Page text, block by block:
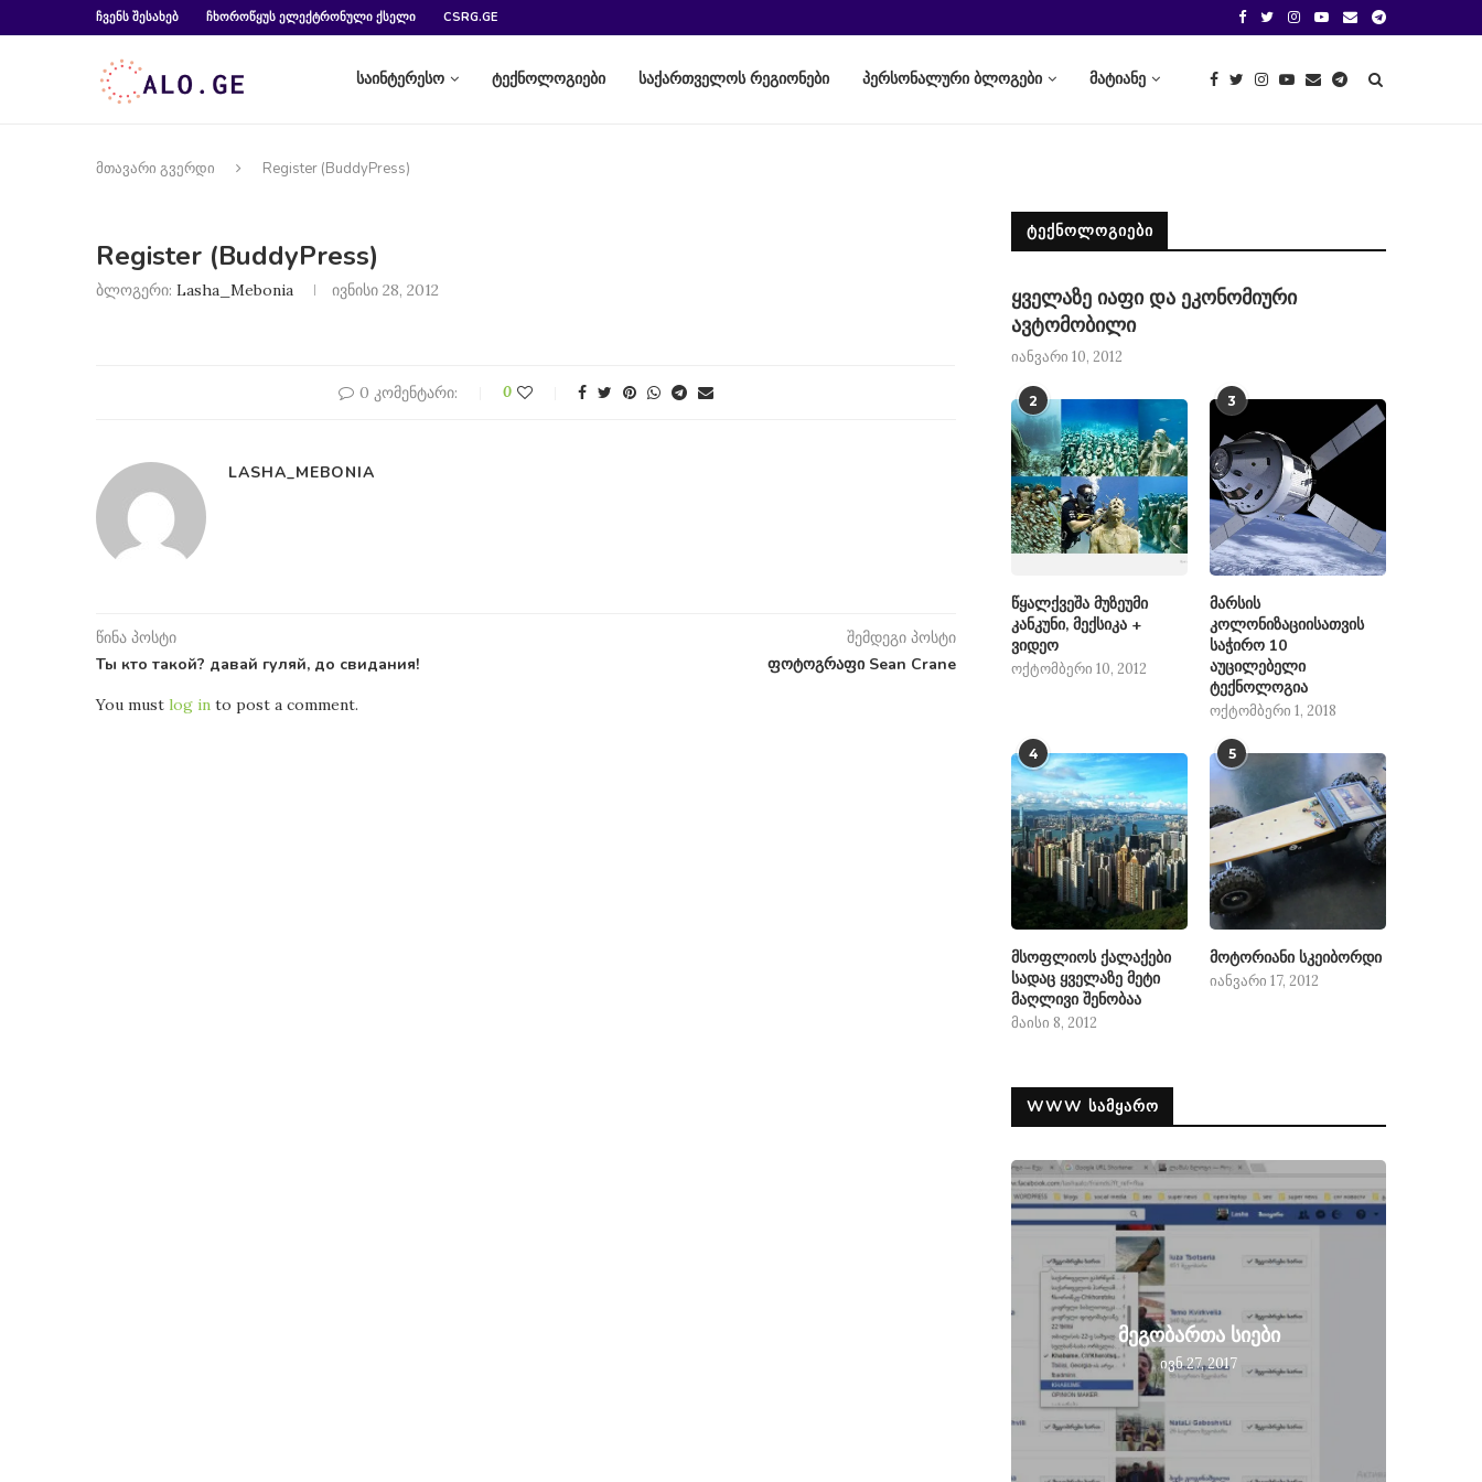
ᲩᲕᲔᲜᲡ ᲨᲔᲡᲐᲮᲔᲑ ᲩᲮᲝᲠᲝᲬᲧᲣᲡ ᲔᲚᲔᲥᲢᲠᲝᲜᲣᲚᲘ ᲥᲡᲔᲚᲘ CSRG.GE
საინტერესო ტექნოლოგიები საქართველოს რეგიონები პერსონალური ბლოგები მატიანე
მთავარი გვერდი Register (BuddyPress)
Register (BuddyPress)
ბლოგერი: Lasha_Mebonia ივნისი 28, 2012
0 კომენტარი: 0
LASHA_MEBONIA
წინა პოსტი
Ты кто такой? давай гуляй, до свидания!
შემდეგი პოსტი
ფოტოგრაფი Sean Crane
You must log in to post a comment.
ᲢᲔᲥᲜᲝᲚᲝᲒᲘᲔᲑᲘ
ყველაზე იაფი და ეკონომიური
ავტომობილი
იანვარი 10, 2012
2
წყალქვეშა მუზეუმი
კანკუნი, მექსიკა +
ვიდეო
ოქტომბერი 10, 2012
3
მარსის
კოლონიზაციისათვის
საჭირო 10
აუცილებელი
ტექნოლოგია
ოქტომბერი 1, 2018
4
მსოფლიოს ქალაქები
სადაც ყველაზე მეტი
მაღლივი შენობაა
მაისი 8, 2012
5
მოტორიანი სკეიბორდი
იანვარი 17, 2012
WWW ᲡᲐᲛᲧᲐᲠᲝ
მეგობართა სიები
ივნ 27, 2017